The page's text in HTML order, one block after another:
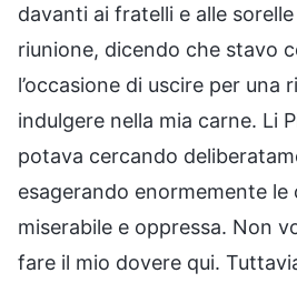
davanti ai fratelli e alle
riunione, dicendo che stavo
l’occasione di uscire per una
indulgere nella mia carne. Li
potava cercando
esagerando enormemente le
miserabile e oppressa. Non
fare il mio dovere qui.